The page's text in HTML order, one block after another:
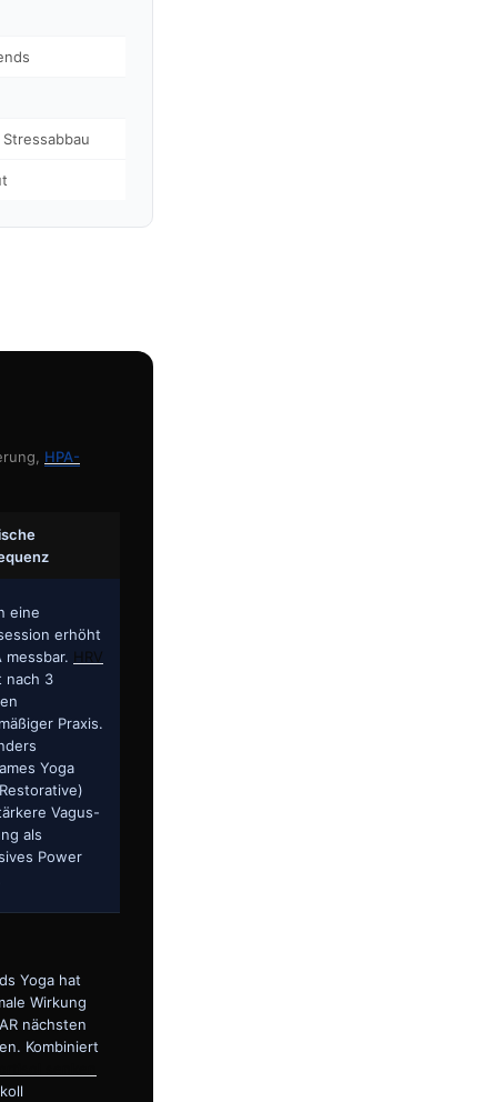
HPA-
eine
erhöht
messbar. HRV
nach 3
Praxis.
Yoga
Vagus-
als
Power
Yoga hat
Wirkung
nächsten
Kombiniert